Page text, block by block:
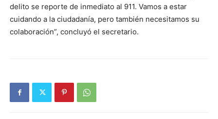
delito se reporte de inmediato al 911. Vamos a estar
cuidando a la ciudadanía, pero también necesitamos su
colaboración”, concluyó el secretario.